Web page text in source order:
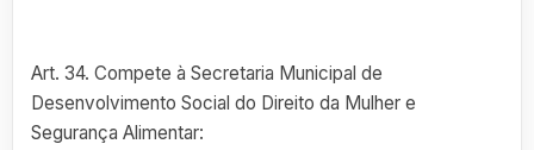
Art. 34. Compete à Secretaria Municipal de
Desenvolvimento Social do Direito da Mulher e
Segurança Alimentar: